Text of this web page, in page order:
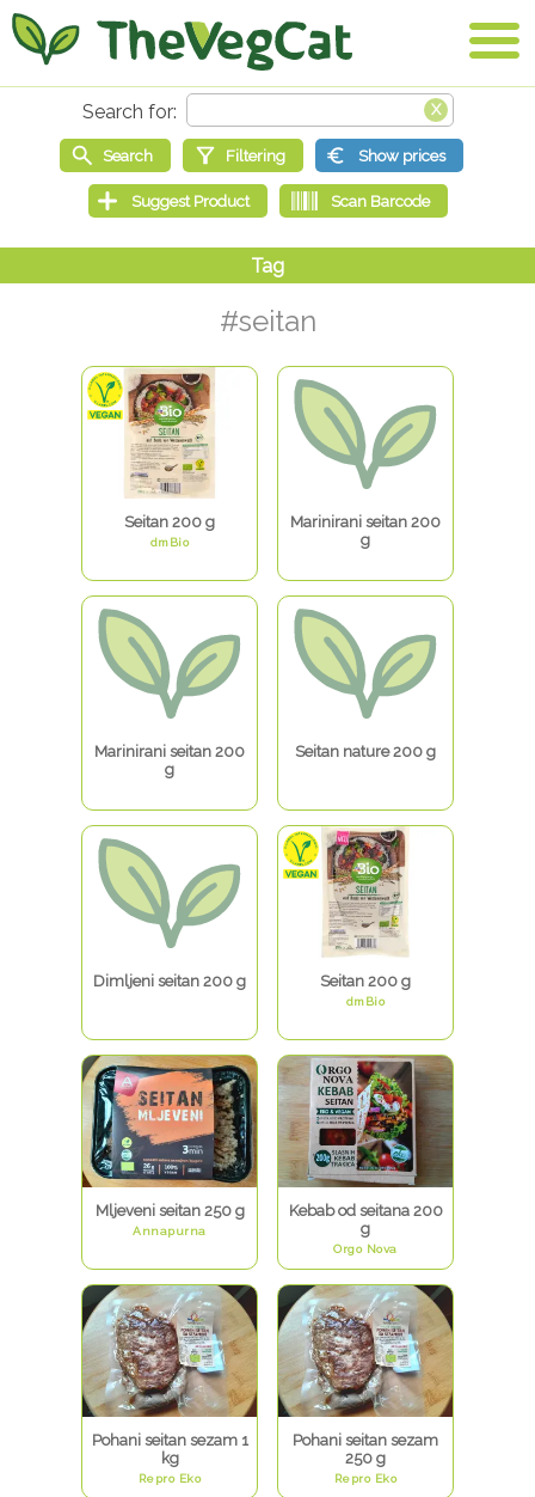
#seitan
Seitan 200 g
dmBio
Marinirani seitan 200
g
Marinirani seitan 200
g
Seitan nature 200 g
Dimljeni seitan 200 g Seitan 200 g
dmBio
Mljeveni seitan 250 g
Annapurna
Kebab od seitana 200
g
Orgo Nova
Pohani seitan sezam 1
kg
Repro Eko
Pohani seitan sezam
250 g
Repro Eko